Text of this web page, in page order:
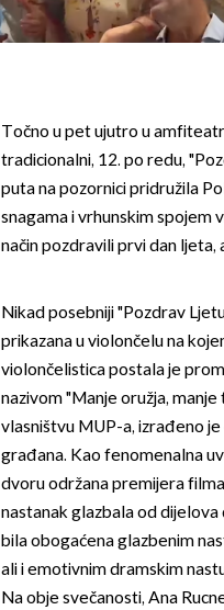
Točno u pet ujutro u
tradicionalni, 12. po redu,
puta na pozornici pridružila
snagama i vrhunskim spojem
način pozdravili prvi dan ljeta,
Nikad posebniji "Pozdrav
prikazana u violončelu na
violončelistica postala je
nazivom "Manje oružja,
vlasništvu MUP-a, izrađeno
građana. Kao fenomenalna
dvoru održana premijera
nastanak glazbala od
bila obogaćena glazbenim
ali i emotivnim dramskim
Na obje svečanosti, Ana